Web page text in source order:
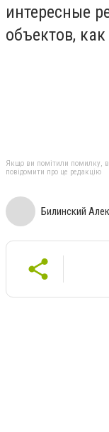
интересные
объектов,
Якщо ви помітили помилку,
повідомити про це редакцію
Билинский